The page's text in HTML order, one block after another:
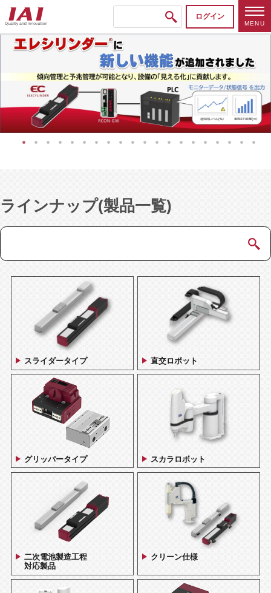
ログイン
MENU
ラインナップ(製品一覧)
スライダータイプ 直交ロボット
グリッパータイプ スカラロボット
二次電池製造工程
対応製品
クリーン仕様